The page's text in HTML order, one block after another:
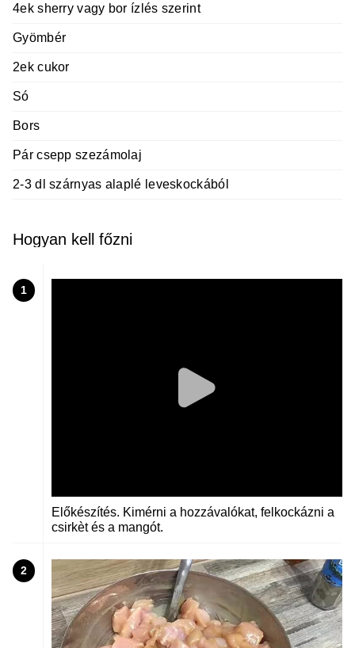
4ek sherry vagy bor ízlés szerint
Gyömbér
2ek cukor
Só
Bors
Pár csepp szezámolaj
2-3 dl szárnyas alaplé leveskockából
Hogyan kell főzni
1
Előkészítés. Kimérni a hozzávalókat, felkockázni a
csirkèt és a mangót.
2